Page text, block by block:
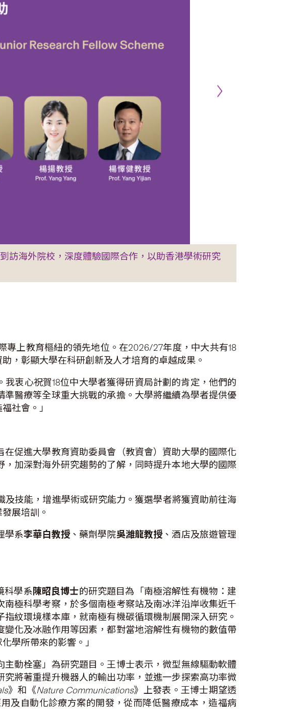
訪海外院校，深度體驗國際合作，以助香港學術研究
上教育樞紐的領先地位。在2026/27年度，中大共有18
，彰顯大學在科研創新及人才培育的卓越成果。
衷心祝賀18位中大學者獲得研資局計劃的肯定，他們的
醫療等全球重大挑戰的承擔。大學將繼續為學者提供優
社會。」
促進大學教育資助委員會（教資會）資助大學的國際化
加深對海外研究趨勢的了解，同時提升本地大學的國際
技能，增進學術或研究能力。獲選學者將獲資助前往海
展培訓。
學系李華白教授、藥劑學院吳濰龍教授 、酒店及旅遊管理
科學系陳昭良博士的研究題目為「南極溶解性有機物：建
極科學考察，於多個南極考察站及南冰洋沿岸收集近千
紋環境樣本庫，就南極有機碳循環機制展開深入研究。
化及冰融作用等因素，都對當地溶解性有機物的數值帶
學所帶來的影響。」
動栓塞」為研究題目。王博士表示，微型無線驅動軟體
將著重提升機器人的輸出功率，並進一步探索高功率微
》和《Nature Communications》上發表。王博士期望透
及自動化診療方案的開發，從而降低醫療成本，造福病